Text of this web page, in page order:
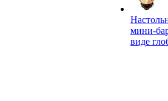
мини-
виде